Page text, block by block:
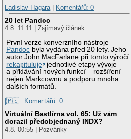
Ladislav Hagara | Komentářů: 0
20 let Pandoc
4.8. 11:11 | Zajímavý článek
První verze konverzního nástroje
Pandoc byla vydána před 20 lety. Jeho
autor John MacFarlane při tomto výročí
rekapituluje
jednotlivé etapy vývoje
a přidávání nových funkcí – rozšíření
nejen Markdownu a podporu mnoha
dalších formátů.
|🇵🇸 | Komentářů: 0
Virtuální Bastlírna vol. 65: Už vám
dorazil předobjednaný INDX?
4.8. 00:55 | Pozvánky